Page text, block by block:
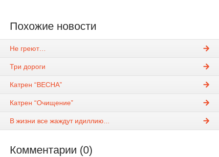
Похожие новости
Не греют…
Три дороги
Катрен “ВЕСНА”
Катрен “Очищение”
В жизни все жаждут идиллию...
Комментарии (0)